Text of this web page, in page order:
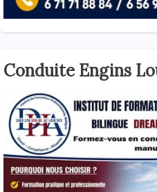
Conduite Engins